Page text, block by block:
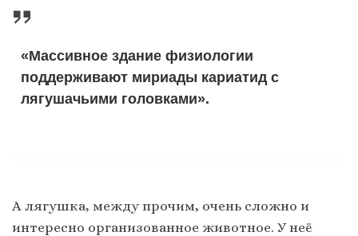
«Массивное здание физиологии
поддерживают мириады кариатид с
лягушачьими головками».
А лягушка, между прочим, очень сложно и
интересно организованное животное. У неё